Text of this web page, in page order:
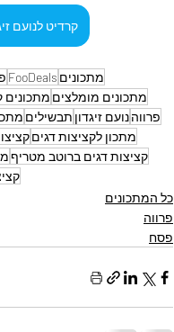
קרדיט לנועם
מתכונים FooDeals
מתכונים מומלצים מתכונים
פרווהנועם זיגדון תבשילים
מתכון לקציצות דגים
קציצות דגים ברוטב מטריף
כל המתכונים
פרווה
פסח